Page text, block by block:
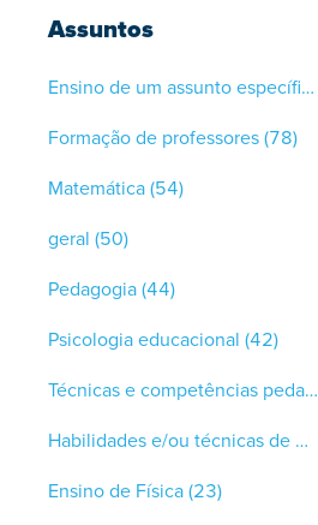
Assuntos
Ensino de um assunto específico
Formação de professores(78)
Matemática(54)
geral (50)
Pedagogia(44)
Psicologia educacional (42)
Técnicas e competências pedagógicas
Habilidades e/ou técnicas de ensino
Ensino de Física(23)